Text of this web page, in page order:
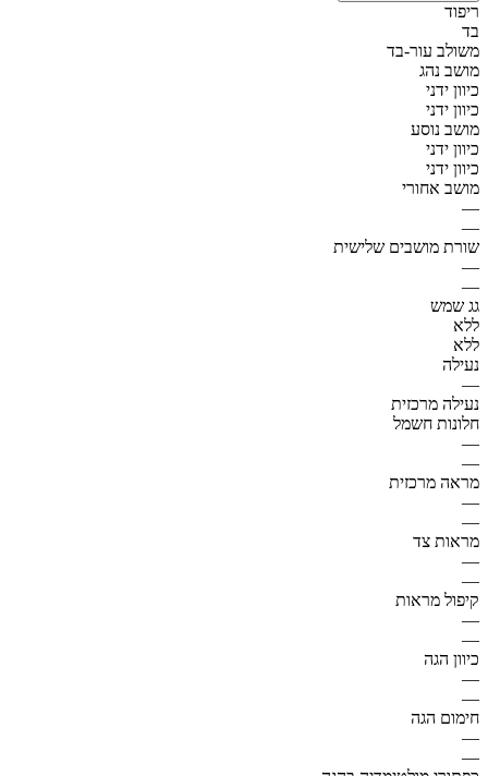
ריפוד
בד
משולב עור-בד
מושב נהג
כיוון ידני
כיוון ידני
מושב נוסע
כיוון ידני
כיוון ידני
מושב אחורי
—
—
שורת מושבים שלישית
—
—
גג שמש
ללא
ללא
נעילה
—
נעילה מרכזית
חלונות חשמל
—
—
מראה מרכזית
—
—
מראות צד
—
—
קיפול מראות
—
—
כיוון הגה
—
—
חימום הגה
—
—